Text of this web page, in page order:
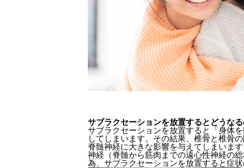
サブラクセーションを放置するとどうなる
サブラクセーションを放置すると「身体
してしまいます。 その結果、椎骨と椎骨
脊髄神経に大きな影響を与えてしまいま
神経（脊髄から筋肉までの遠心性神経の
為、サブラクセーションを放置すると症